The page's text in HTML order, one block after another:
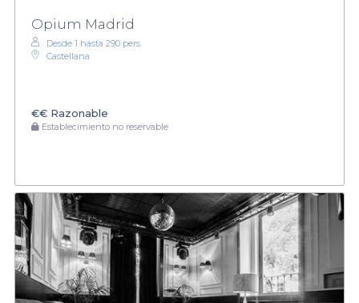
Opium Madrid
Desde 1 hasta 290 pers.
Castellana
€€ Razonable
Establecimiento no reservable